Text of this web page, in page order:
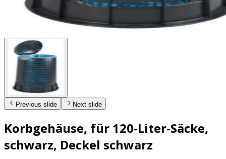
Previous slide Next slide
Korbgehäuse, für 120-Liter-Säcke,
schwarz, Deckel schwarz